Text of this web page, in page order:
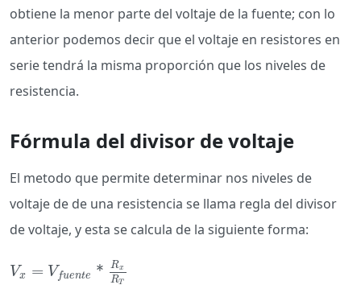
obtiene la menor parte del voltaje de la fuente; con lo
anterior podemos decir que el voltaje en resistores en
serie tendrá la misma proporción que los niveles de
resistencia.
Fórmula del divisor de voltaje
El metodo que permite determinar nos niveles de
voltaje de de una resistencia se llama regla del divisor
de voltaje, y esta se calcula de la siguiente forma:
Vx = Vfuente * Rx
RT
Vx= Vf uente*R xR T